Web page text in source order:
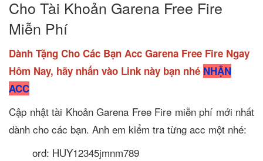
Cho Tài Khoản Garena Free Fire
Miễn Phí
Dành Tặng Cho Các Bạn Acc Garena Free Fire Ngay
Hôm Nay, hãy nhấn vào Link này bạn nhé NHẬN
ACC
Cập nhật tài Khoản Garena Free Fire miễn phí mới nhất
dành cho các bạn. Anh em kiểm tra từng acc một nhé:
ord: HUY12345jmnm789